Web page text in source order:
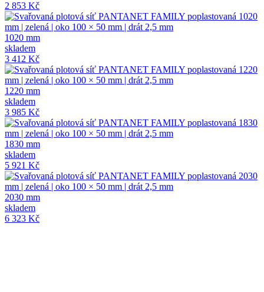
2 853 Kč
1020 mm
skladem
3 412 Kč
1220 mm
skladem
3 985 Kč
1830 mm
skladem
5 921 Kč
2030 mm
skladem
6 323 Kč